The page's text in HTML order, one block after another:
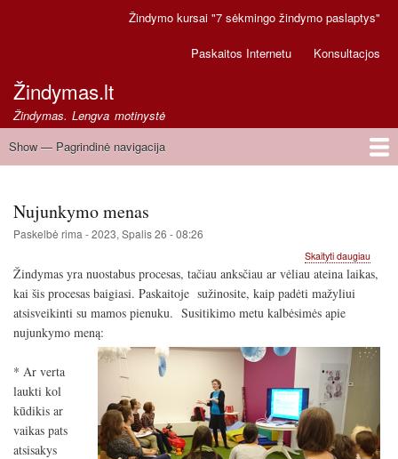
Pereiti
pagrindinį
Žindymo kursai "7 sėkmingo žindymo paslaptys"
Paskaitos Internetu Konsultacjos
Žindymas.lt
Žindymas. Lengva motinystė
Pagrindinė
Show — Pagrindinė navigacija
Nujunkymo menas
Paskelbė rima -2023, Spalis 26 - 08:26
Skaityti daugiauapie
menas
Žindymas yra nuostabus procesas, tačiau anksčiau ar vėliau ateina laikas,
kai šis procesas baigiasi. Paskaitoje sužinosite, kaip padėti mažyliui
atsisveikinti su mamos pienuku. Susitikimo metu kalbėsimės apie
nujunkymo meną:
* Ar verta
laukti kol
kūdikis ar
vaikas pats
atsisakys